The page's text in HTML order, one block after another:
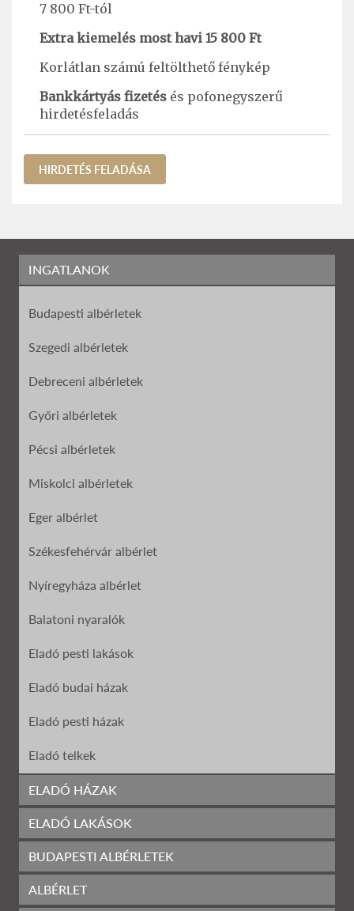
7 800 Ft-tól
Extra kiemelés most havi 15 800 Ft
Korlátlan számú feltölthető fénykép
Bankkártyás fizetés és pofonegyszerű
hirdetésfeladás
HIRDETÉS FELADÁSA
INGATLANOK
Budapesti albérletek
Szegedi albérletek
Debreceni albérletek
Győri albérletek
Pécsi albérletek
Miskolci albérletek
Eger albérlet
Székesfehérvár albérlet
Nyíregyháza albérlet
Balatoni nyaralók
Eladó pesti lakások
Eladó budai házak
Eladó pesti házak
Eladó telkek
Eladó garázs
Kiadó garázsok
Eladó nyaralók
Sürgősen eladó
ELADÓ HÁZAK
Eladó házak Budapesten
Eladó házak Szegeden
Eladó házak Székesfehérvár
ELADÓ LAKÁSOK
Eladó lakások Szeged
Eladó lakások Székesfehérvár
BUDAPESTI ALBÉRLETEK
Ingatlanok Szeged
ALBÉRLET